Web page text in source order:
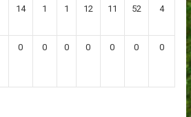
14 1 1 12 11 52 4
0 0 0 0 0 0 0